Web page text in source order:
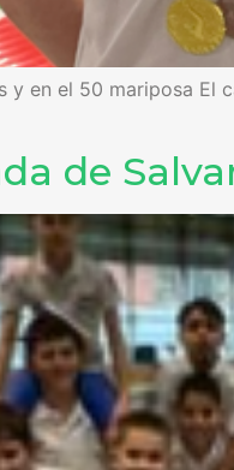
y en el 50 mariposa
de